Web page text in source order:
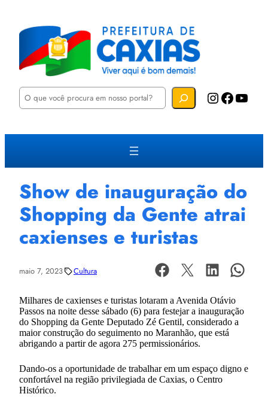
P
u
a
Instagram Facebook YouTube
Show de inauguração do
Shopping da Gente atrai
caxienses e turistas
maio 7, 2023 Cultura
Milhares de caxienses e turistas lotaram a Avenida Otávio
Passos na noite desse sábado (6) para festejar a inauguração
do Shopping da Gente Deputado Zé Gentil, considerado a
maior construção do seguimento no Maranhão, que está
abrigando a partir de agora 275 permissionários.
Dando-os a oportunidade de trabalhar em um espaço digno e
confortável na região privilegiada de Caxias, o Centro
Histórico.